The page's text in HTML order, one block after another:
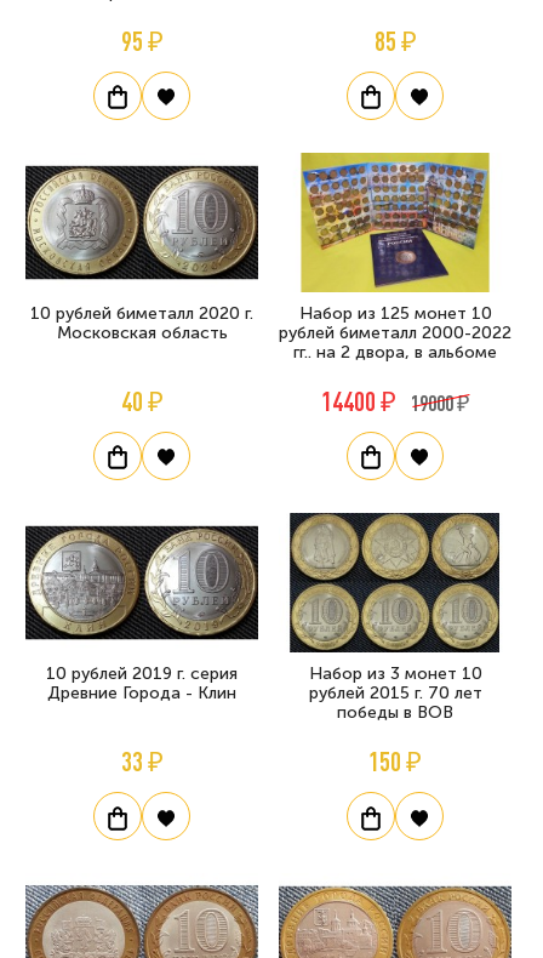
95 ₽ 85 ₽
10 рублей биметалл 2020 г.
Московская область
40 ₽
Набор из 125 монет 10
рублей биметалл 2000-2022
гг.. на 2 двора, в альбоме
14400 ₽ 19000 ₽
10 рублей 2019 г. серия
Древние Города - Клин
33 ₽
Набор из 3 монет 10
рублей 2015 г. 70 лет
победы в ВОВ
150 ₽